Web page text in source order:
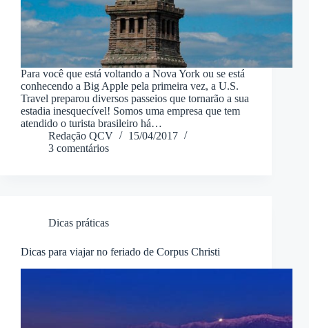
Para você que está voltando a Nova York ou se está
conhecendo a Big Apple pela primeira vez, a U.S.
Travel preparou diversos passeios que tornarão a sua
estadia inesquecível! Somos uma empresa que tem
atendido o turista brasileiro há…
Redação QCV
15/04/2017
3 comentários
Dicas práticas
Dicas para viajar no feriado de Corpus Christi